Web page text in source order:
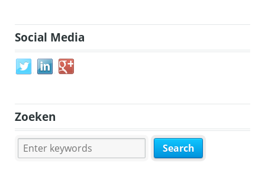
Social Media
Zoeken